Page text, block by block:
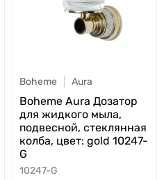
Boheme Aura
Boheme Aura Дозатор
для жидкого мыла,
подвесной, стеклянная
колба, цвет: gold 10247-
G
10247-G